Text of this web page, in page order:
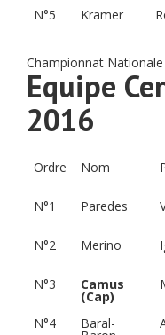
N°5
Kramer
Championnat Nationale
Equipe
2016
Ordre Nom
N°1
Paredes
N°2
Merino
N°3
Camus
(Cap)
N°4 Baral-